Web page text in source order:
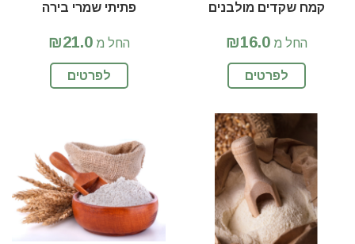
קמח שקדים מולבנים
החל מ₪16.0
לפרטים
פתיתי שמרי בירה
החל מ₪21.0
לפרטים